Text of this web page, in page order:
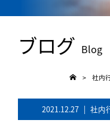
ブログ Blog
> 社内
2021.12.27 | 社内